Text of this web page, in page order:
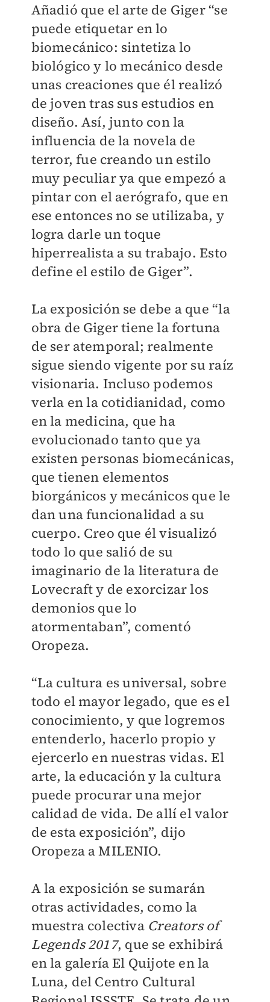
Añadió que el arte de Giger “se
puede etiquetar en lo
biomecánico: sintetiza lo
biológico y lo mecánico desde
unas creaciones que él realizó
de joven tras sus estudios en
diseño. Así, junto con la
influencia de la novela de
terror, fue creando un estilo
muy peculiar ya que empezó a
pintar con el aerógrafo, que en
ese entonces no se utilizaba, y
logra darle un toque
hiperrealista a su trabajo. Esto
define el estilo de Giger”.
La exposición se debe a que “la
obra de Giger tiene la fortuna
de ser atemporal; realmente
sigue siendo vigente por su raíz
visionaria. Incluso podemos
verla en la cotidianidad, como
en la medicina, que ha
evolucionado tanto que ya
existen personas biomecánicas,
que tienen elementos
biorgánicos y mecánicos que le
dan una funcionalidad a su
cuerpo. Creo que él visualizó
todo lo que salió de su
imaginario de la literatura de
Lovecraft y de exorcizar los
demonios que lo
atormentaban”, comentó
Oropeza.
“La cultura es universal, sobre
todo el mayor legado, que es el
conocimiento, y que logremos
entenderlo, hacerlo propio y
ejercerlo en nuestras vidas. El
arte, la educación y la cultura
puede procurar una mejor
calidad de vida. De allí el valor
de esta exposición”, dijo
Oropeza a MILENIO.
A la exposición se sumarán
otras actividades, como la
muestra colectiva Creators of
Legends 2017, que se exhibirá
en la galería El Quijote en la
Luna, del Centro Cultural